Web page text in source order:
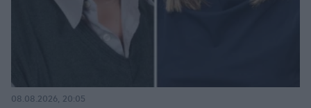
08.08.2026, 20:05